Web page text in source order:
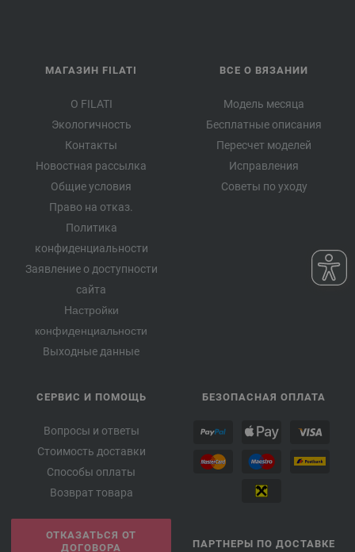
МАГАЗИН FILATI
О FILATI
Экологичность
Контакты
Новостная рассылка
Общие условия
Право на отказ.
Политика
конфиденциальности
Заявление о доступности
сайта
Настройки
конфиденциальности
Выходные данные
ВСЕ О ВЯЗАНИИ
Модель месяца
Бесплатные описания
Пересчет моделей
Исправления
Советы по уходу
СЕРВИС И ПОМОЩЬ
Вопросы и ответы
Стоимость доставки
Способы оплаты
Возврат товара
ОТКАЗАТЬСЯ ОТ
ДОГОВОРА
БЕЗОПАСНАЯ ОПЛАТА
ПАРТНЕРЫ ПО ДОСТАВКЕ